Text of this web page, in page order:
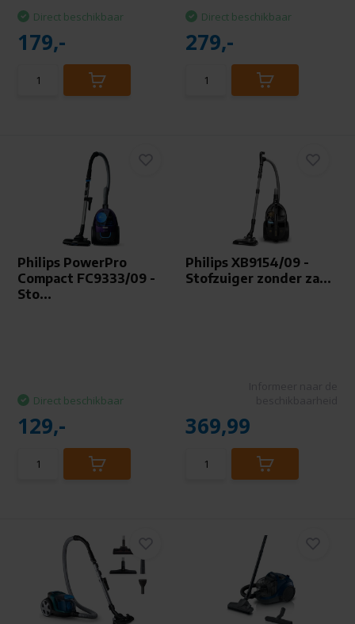
Direct beschikbaar
179,-
Direct beschikbaar
279,-
Philips PowerPro
Compact FC9333/09 -
Sto...
Direct beschikbaar
129,-
Philips XB9154/09 -
Stofzuiger zonder za...
369,99